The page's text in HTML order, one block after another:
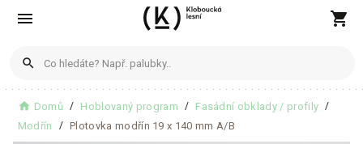
menu shopping_cart
search
Produkty
home Domů Hoblovaný program
Fasádní obklady / profily
Modřín
Plotovka modřín 19 x 140 mm A/B